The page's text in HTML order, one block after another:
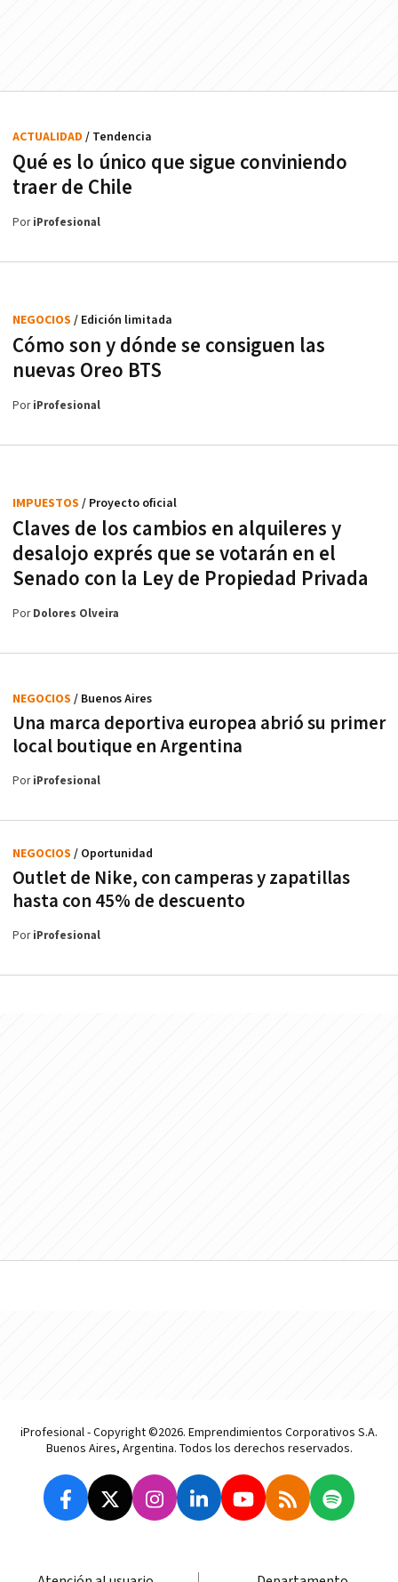
Qué es lo único que sigue conviniendo
traer de Chile
ACTUALIDAD / Tendencia
PoriProfesional
Cómo son y dónde se consiguen las
nuevas Oreo BTS
NEGOCIOS / Edición limitada
PoriProfesional
Claves de los cambios en alquileres y
desalojo exprés que se votarán en el
Senado con la Ley de Propiedad Privada
IMPUESTOS / Proyecto oficial
PorDolores Olveira
Una marca deportiva europea abrió su primer
local boutique en Argentina
NEGOCIOS / Buenos Aires
PoriProfesional
Outlet de Nike, con camperas y zapatillas
hasta con 45% de descuento
NEGOCIOS / Oportunidad
PoriProfesional
iProfesional - Copyright ©2026. Emprendimientos Corporativos S.A.
Buenos Aires, Argentina. Todos los derechos reservados.